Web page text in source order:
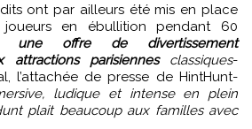
ont par ailleurs été mis en place
en ébullition pendant 60
une offre de divertissement
attractions parisiennes classiques-
l’attachée de presse de HintHunt-
ludique et intense en plein
plait beaucoup aux familles avec